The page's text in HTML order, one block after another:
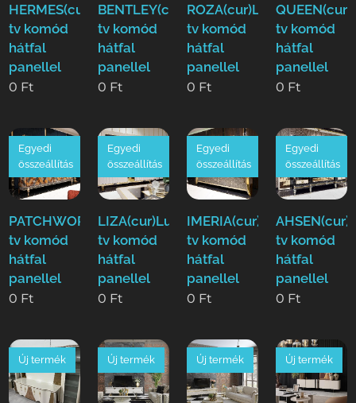
HERMES(cur)Luxus
tv komód
hátfal
panellel
0 Ft
BENTLEY(cur)Luxus
tv komód
hátfal
panellel
0 Ft
ROZA(cur)Luxus
tv komód
hátfal
panellel
0 Ft
tv komód
hátfal
panellel
0 Ft
PATCHWORK(cur)Luxus
tv komód
hátfal
panellel
Egyedi
összeállítás
0 Ft
LIZA(cur)Luxus
tv komód
hátfal
panellel
Egyedi
összeállítás
0 Ft
IMERIA(cur)Luxus
tv komód
hátfal
panellel
Egyedi
összeállítás
0 Ft
tv komód
hátfal
panellel
Egyedi
összeállítás
0 Ft
Új termék Új termék Új termék Új termék